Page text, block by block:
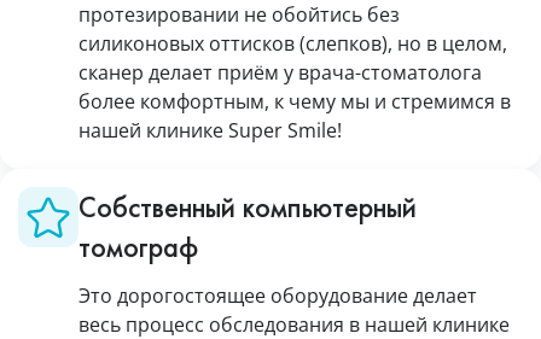
протезировании не обойтись без
силиконовых оттисков (слепков), но в целом,
сканер делает приём у врача-стоматолога
более комфортным, к чему мы и стремимся в
нашей клинике Super Smile!
Собственный компьютерный
томограф
Это дорогостоящее оборудование делает
весь процесс обследования в нашей клинике